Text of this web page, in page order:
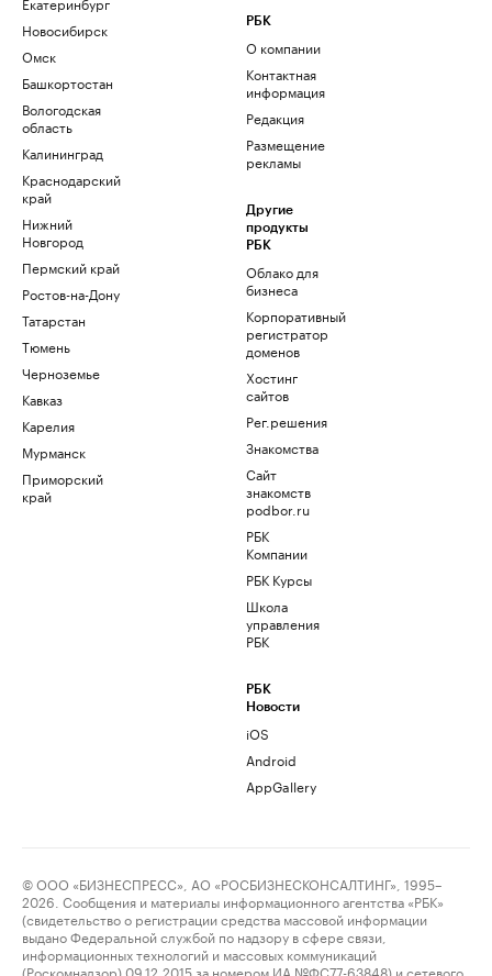
Новосибирск
Омск
Башкортостан
Вологодская
область
Калининград
Краснодарский
край
Нижний
Новгород
Пермский край
Ростов-на-Дону
Татарстан
Тюмень
Черноземье
Кавказ
Карелия
Мурманск
Приморский
край
РБК
О компании
Контактная
информация
Редакция
Размещение
рекламы
Другие
продукты
РБК
Облако для
бизнеса
Корпоративный
регистратор
доменов
Хостинг
сайтов
Рег.решения
Знакомства
Сайт
знакомств
podbor.ru
РБК
Компании
РБК Курсы
Школа
управления
РБК
РБК
Новости
iOS
Android
AppGallery
© ООО «БИЗНЕСПРЕСС», АО «РОСБИЗНЕСКОНСАЛТИНГ», 1995–
2026. Сообщения и материалы информационного агентства «РБК»
(свидетельство о регистрации средства массовой информации
выдано Федеральной службой по надзору в сфере связи,
информационных технологий и массовых коммуникаций
(Роскомнадзор) 09.12.2015 за номером ИА №ФС77-63848) и сетевого